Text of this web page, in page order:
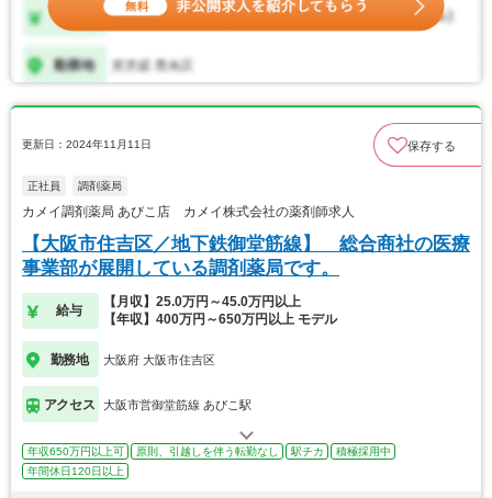
更新日：2024年11月11日 保存する
正社員 調剤薬局
カメイ調剤薬局 あびこ店 カメイ株式会社の薬剤師求人
【大阪市住吉区／地下鉄御堂筋線】 総合商社の医療
事業部が展開している調剤薬局です。
給与
【月収】25.0万円～45.0万円以上
【年収】400万円～650万円以上 モデル
勤務地 大阪府 大阪市住吉区
アクセス 大阪市営御堂筋線 あびこ駅
年収650万円以上可 原則、引越しを伴う転勤なし 駅チカ
積極採用中
年間休日120日以上